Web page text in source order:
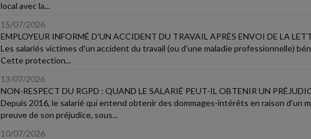
local avec la...
15/07/2026
EMPLOYEUR INFORMÉ D'UN ACCIDENT DU TRAVAIL APRÈS ENVOI DE LA
Les salariés victimes d'un accident du travail (ou d'une maladie professionnelle)
Cette protection...
13/07/2026
NON-RESPECT DU RGPD : QUAND LE SALARIÉ PEUT-IL OBTENIR UN
Depuis 2016, le salarié qui entend obtenir des dommages-intérêts en raison d'un
preuve de son préjudice, sous...
10/07/2026